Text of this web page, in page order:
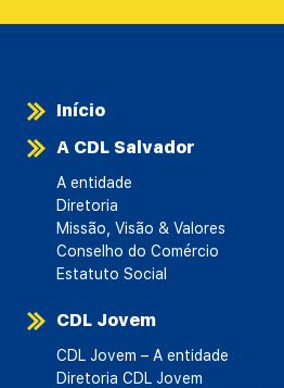
Início
A CDL Salvador
A entidade
Diretoria
Missão, Visão & Valores
Conselho do Comércio
Estatuto Social
CDL Jovem
CDL Jovem – A entidade
Diretoria CDL Jovem